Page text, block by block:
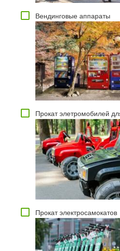
Вендинговые аппараты
Прокат элетромобилей
Прокат электросамокатов